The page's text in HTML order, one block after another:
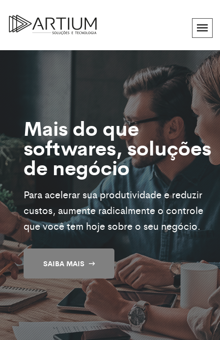
Mais do que
softwares, soluções
de negócio
Para acelerar sua produtividade e reduzir
custos, aumente radicalmente o controle
que você tem hoje sobre o seu negócio.
SAIBA MAIS
atendimento mais
útil para o cliente
Solucione os problemas dos seus clientes
com muito mais velocidade, simplifique o
trabalho dos seus colaboradores e ganhe
escalabilidade! Tudo isso em apenas um
software.
CONHEÇA O ARTFLUX